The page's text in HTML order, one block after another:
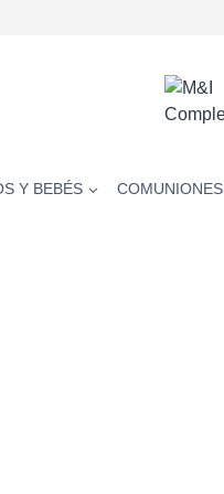
Y BEBÉS COMUNIONES